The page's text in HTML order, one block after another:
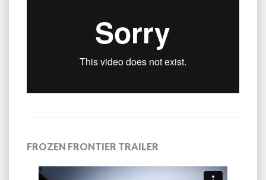
FROZEN FRONTIER TRAILER